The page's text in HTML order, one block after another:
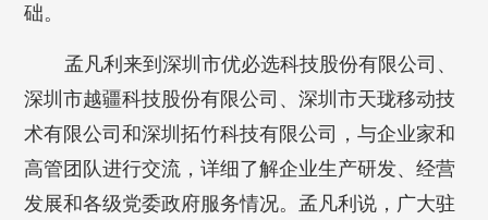
础。
孟凡利来到深圳市优必选科技股份有限公司、
深圳市越疆科技股份有限公司、深圳市天珑移动技
术有限公司和深圳拓竹科技有限公司，与企业家和
高管团队进行交流，详细了解企业生产研发、经营
发展和各级党委政府服务情况。孟凡利说，广大驻